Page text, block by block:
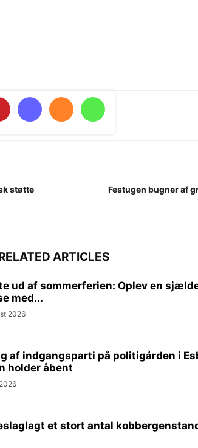
støtte Festugen bugner af
ARTICLES
ud af sommerferien: Oplev en
med...
2026
af indgangsparti på politigården i
holder åbent
et stort antal